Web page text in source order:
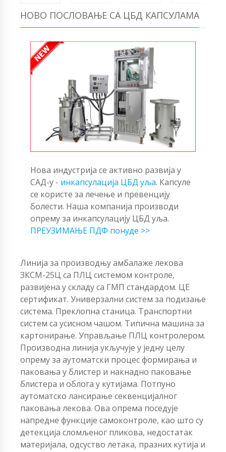
НОВО ПОСЛОВАЊЕ СА ЦБД КАПСУЛАМА
Нова индустрија се активно развија у
САД-у - инкапсулација ЦБД уља. Капсуле
се користе за лечење и превенцију
болести. Наша компанија производи
опрему за инкапсулацију ЦБД уља.
ПРЕУЗИМАЊЕ ПДФ понуде >>
Линија за производњу амбалаже лекова
ЗКСМ-25Ц са ПЛЦ системом контроле,
развијена у складу са ГМП стандардом. ЦЕ
сертификат. Универзални систем за подизање
система. Преклопна станица. Транспортни
систем са усисном чашом. Типична машина за
картонирање. Управљање ПЛЦ контролером.
Производна линија укључује у једну целу
опрему за аутоматски процес формирања и
паковања у блистер и накнадно паковање
блистера и облога у кутијама. Потпуно
аутоматско лансирање секвенцијалног
паковања лекова. Ова опрема поседује
напредне функције самоконтроле, као што су
детекција сломљеног пликова, недостатак
материјала, одсуство летака, празних кутија и